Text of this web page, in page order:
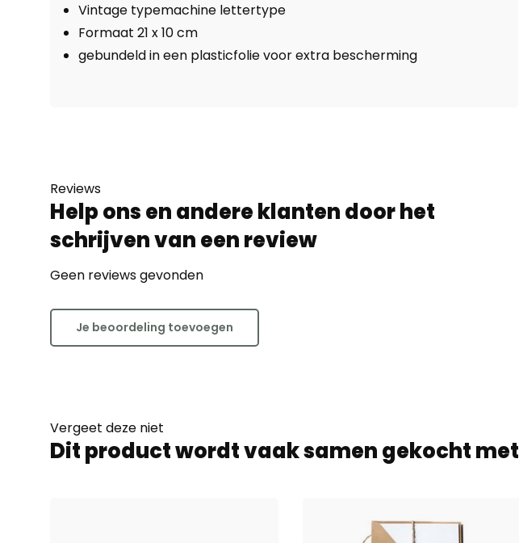
Vintage typemachine lettertype
Formaat 21 x 10 cm
gebundeld in een plasticfolie voor extra bescherming
Reviews
Help ons en andere klanten door het
schrijven van een review
Geen reviews gevonden
Je beoordeling toevoegen
Vergeet deze niet
Dit product wordt vaak samen gekocht met